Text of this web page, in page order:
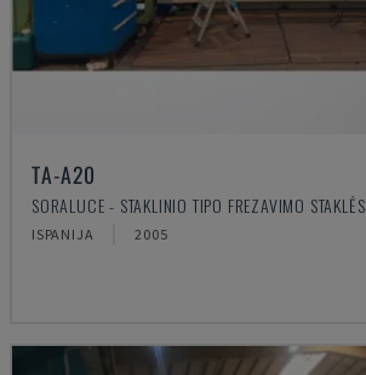
TA-A20
SORALUCE - STAKLINIO TIPO FREZAVIMO STAKLĖS
ISPANIJA 2005